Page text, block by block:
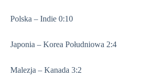
Polska – Indie 0:10
Japonia – Korea Południowa 2:4
Malezja – Kanada 3:2